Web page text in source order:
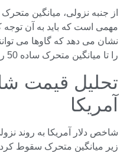
مهمی است که باید به آن توجه
نشان می دهد که گاوها می
را تا میانگین متحرک ساده 50 روزه (4293) کاهش دهد.
تحلیل قیمت
آمریکا
زیر میانگین متحرک سقوط